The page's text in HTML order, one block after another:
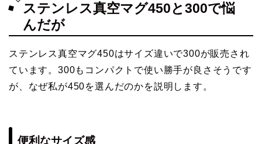
ステンレス真空マグ450と300で悩
んだが
ステンレス真空マグ450はサイズ違いで300が販売され
ています。300もコンパクトで使い勝手が良さそうです
が、なぜ私が450を選んだのかを説明します。
便利なサイズ感